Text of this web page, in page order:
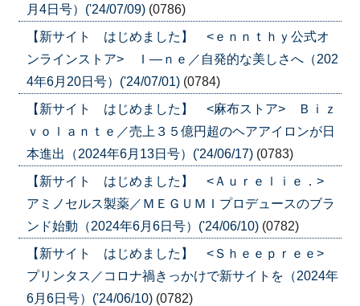
月4日号）('24/07/09) (0786)
【新サイト はじめました】 <ｅｎｎｔｈｙ公式オ
ンラインストア> Ｉ―ｎｅ／自発的な美しさへ（202
4年6月20日号）('24/07/01) (0784)
【新サイト はじめました】 <麻布ストア> Ｂｉｚ
ｖｏｌａｎｔｅ／売上３５億円超のヘアアイロンが日
本進出（2024年6月13日号）('24/06/17) (0783)
【新サイト はじめました】 <Ａｕｒｅｌｉｅ．>
アミノセルス製薬／ＭＥＧＵＭＩプロデュースのブラ
ンド始動（2024年6月6日号）('24/06/10) (0782)
【新サイト はじめました】 <Ｓｈｅｅｐｒｅｅ>
プリンタス／コロナ禍きっかけで新サイトを（2024年
6月6日号）('24/06/10) (0782)